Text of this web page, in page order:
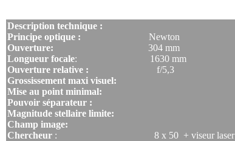
Description technique :
Principe optique : Newton
Ouverture: 304 mm
Longueur focale: 1630 mm
Ouverture relative : f/5,3
Grossissement maxi visuel:
Mise au point minimal:
Pouvoir séparateur :
Magnitude stellaire limite:
Champ image:
Chercheur : 8 x 50 + viseur laser